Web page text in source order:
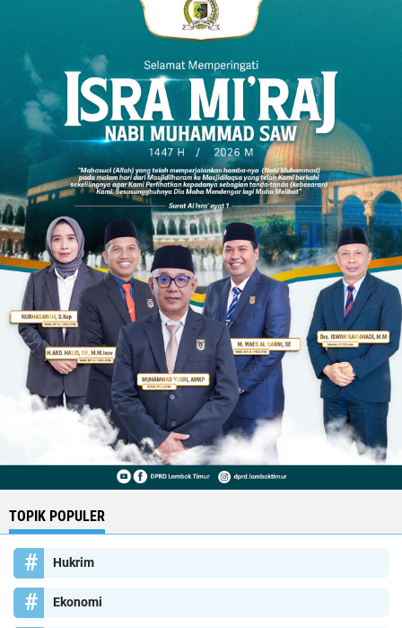
TOPIK POPULER
Hukrim
Ekonomi